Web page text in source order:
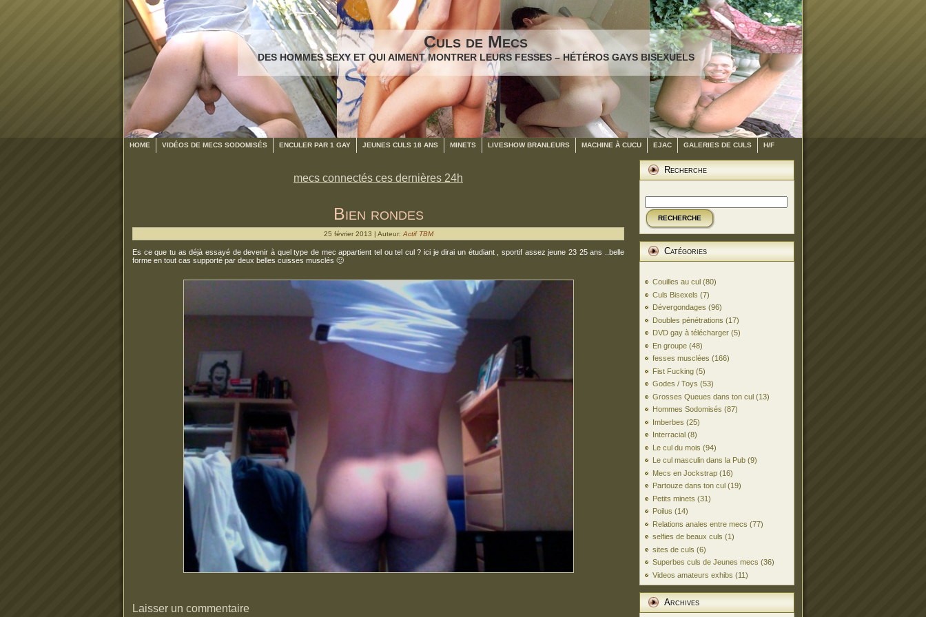
Culs de Mecs
DES HOMMES SEXY ET QUI AIMENT MONTRER LEURS FESSES – HÉTÉROS GAYS BISEXUELS
HOME VIDÉOS DE MECS SODOMISÉS ENCULER PAR 1 GAY JEUNES CULS 18 ANS MINETS LIVESHOW BRANLEURS MACHINE À CUCU EJAC GALERIES DE CULS H/F
mecs connectés ces dernières 24h
Bien rondes
25 février 2013 | Auteur: Actif TBM
Es ce que tu as déjà essayé de devenir à quel type de mec appartient tel ou tel cul ? ici je dirai un étudiant , sportif assez jeune 23 25 ans ..belle
forme en tout cas supporté par deux belles cuisses musclés 🙂
Laisser un commentaire
Recherche
RECHERCHE
Catégories
Couilles au cul (80)
Culs Bisexels (7)
Dévergondages (96)
Doubles pénétrations (17)
DVD gay à télécharger (5)
En groupe (48)
fesses musclées (166)
Fist Fucking (5)
Godes / Toys (53)
Grosses Queues dans ton cul (13)
Hommes Sodomisés (87)
Imberbes (25)
Interracial (8)
Le cul du mois (94)
Le cul masculin dans la Pub (9)
Mecs en Jockstrap (16)
Partouze dans ton cul (19)
Petits minets (31)
Poilus (14)
Relations anales entre mecs (77)
selfies de beaux culs (1)
sites de culs (6)
Superbes culs de Jeunes mecs (36)
Videos amateurs exhibs (11)
Archives